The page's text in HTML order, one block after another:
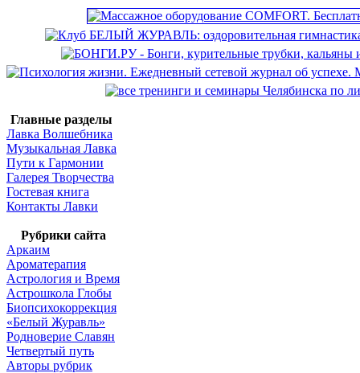
Главные разделы
Лавка Волшебника
Музыкальная Лавка
Пути к Гармонии
Галерея Творчества
Гостевая книга
Контакты Лавки
Рубрики сайта
Аркаим
Ароматерапия
Астрология и Время
Астрошкола Глобы
Биопсихокоррекция
«Белый Журавль»
Родноверие Славян
Четвертый путь
Авторы рубрик